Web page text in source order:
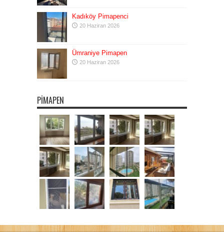
Kadıköy Pimapenci
20 Haziran 2026
Ümraniye Pimapen
20 Haziran 2026
PIMAPEN